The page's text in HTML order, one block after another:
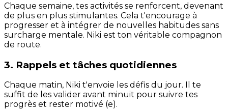
Chaque semaine, tes activités se renforcent, devenant
de plus en plus stimulantes. Cela t'encourage à
progresser et à intégrer de nouvelles habitudes sans
surcharge mentale. Niki est ton véritable compagnon
de route.
3. Rappels et tâches quotidiennes
Chaque matin, Niki t'envoie les défis du jour. Il te
suffit de les valider avant minuit pour suivre tes
progrès et rester motivé (e).